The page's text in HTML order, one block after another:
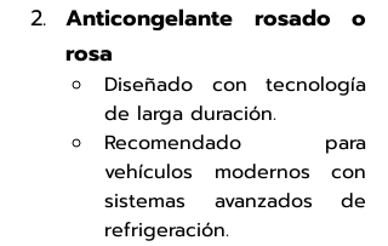
Anticongelante rosado o
rosa
Diseñado con tecnología
de larga duración.
Recomendado para
vehículos modernos con
sistemas avanzados de
refrigeración.